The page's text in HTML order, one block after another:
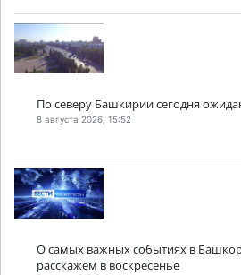
По северу Башкирии сегодня
8 августа 2026, 15:52
О самых важных событиях в
расскажем в воскресенье